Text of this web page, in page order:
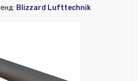
Blizzard Lufttechnik